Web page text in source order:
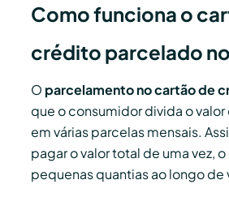
Como funciona o
crédito parcelado
O parcelamento no cartão de
que o consumidor divida o
em várias parcelas mensais.
pagar o valor total de uma vez,
pequenas quantias ao longo de